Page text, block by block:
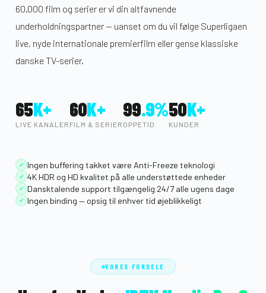
60.000 film og serier er vi din altfavnende
underholdningspartner — uanset om du vil følge Superligaen
live, nyde internationale premierfilm eller gense klassiske
danske TV-serier.
65K+
LIVE KANALER
60K+
FILM & SERIER
99.9%
OPPETID
50K+
KUNDER
✓ Ingen buffering takket være Anti-Freeze teknologi
✓ 4K HDR og HD kvalitet på alle understøttede enheder
✓ Dansktalende support tilgængelig 24/7 alle ugens dage
✓ Ingen binding — opsig til enhver tid øjeblikkeligt
VORES FORDELE